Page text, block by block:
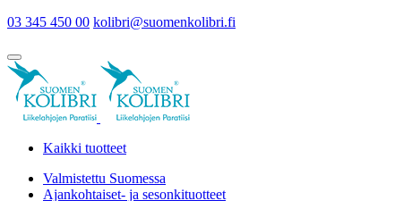
03 345 450 00 kolibri@suomenkolibri.fi
Kaikki tuotteet
Valmistettu Suomessa
Ajankohtaiset- ja sesonkituotteet